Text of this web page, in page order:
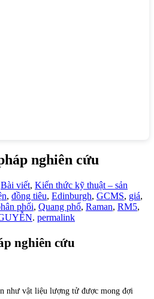
nghiên cứu
Bài viết, Kiến thức kỹ thuật – sản
, đồng tiêu, Edinburgh, GCMS, giá,
phối, Quang phổ, Raman, RM5,
. permalink
nghiên cứu
như vật liệu lượng tử được mong đợi